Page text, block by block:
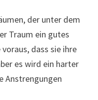
der unter dem
Traum ein gutes
dass sie ihre
es wird ein harter
Anstrengungen